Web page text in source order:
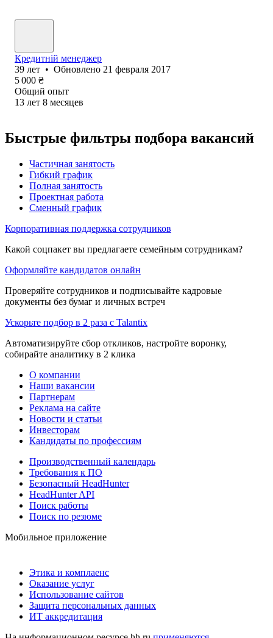
Кредитній менеджер
39 лет • Обновлено 21 февраля 2017
5 000 ₴
Общий опыт
13 лет 8 месяцев
Быстрые фильтры подбора вакансий
Частичная занятость
Гибкий график
Полная занятость
Проектная работа
Сменный график
Корпоративная поддержка сотрудников
Какой соцпакет вы предлагаете семейным сотрудникам?
Оформляйте кандидатов онлайн
Проверяйте сотрудников и подписывайте кадровые
документы без бумаг и личных встреч
Ускорьте подбор в 2 раза с Talantix
Автоматизируйте сбор откликов, настройте воронку,
собирайте аналитику в 2 клика
О компании
Наши вакансии
Партнерам
Реклама на сайте
Новости и статьи
Инвесторам
Кандидаты по профессиям
Производственный календарь
Требования к ПО
Безопасный HeadHunter
HeadHunter API
Поиск работы
Поиск по резюме
Мобильное приложение
Этика и комплаенс
Оказание услуг
Использование сайтов
Защита персональных данных
ИТ аккредитация